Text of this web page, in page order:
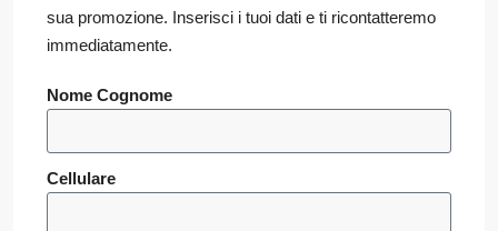
sua promozione. Inserisci i tuoi dati e ti ricontatteremo
immediatamente.
Nome Cognome
Cellulare